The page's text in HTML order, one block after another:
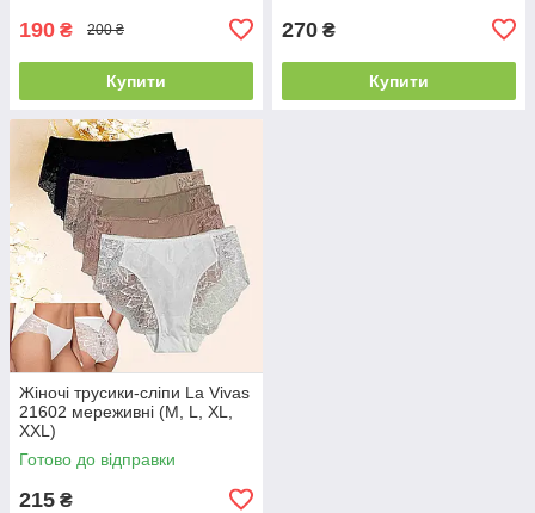
190 ₴ 200 ₴
Купити
270 ₴
Купити
Жіночі трусики-сліпи La Vivas
21602 мереживні (M, L, XL,
XXL)
Готово до відправки
215 ₴